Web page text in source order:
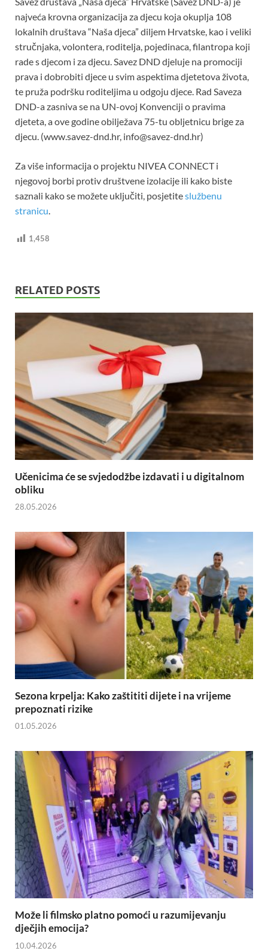
najveća krovna organizacija za djecu koja okuplja 108
lokalnih društava “Naša djeca” diljem Hrvatske, kao i veliki
stručnjaka, volontera, roditelja, pojedinaca, filantropa koji
rade s djecom i za djecu. Savez DND djeluje na promociji
prava i dobrobiti djece u svim aspektima djetetova života,
te pruža podršku roditeljima u odgoju djece. Rad Saveza
DND-a zasniva se na UN-ovoj Konvenciji o pravima
djeteta, a ove godine obilježava 75-tu obljetnicu brige za
djecu. (www.savez-dnd.hr, info@savez-dnd.hr)
Za više informacija o projektu NIVEA CONNECT i
njegovoj borbi protiv društvene izolacije ili kako biste
saznali kako se možete uključiti, posjetiteslužbenu
stranicu.
1,458
RELATED POSTS
Učenicima će se svjedodžbe izdavati i u digitalnom
obliku
28.05.2026
Sezona krpelja: Kako zaštititi dijete i na vrijeme
prepoznati rizike
01.05.2026
Može li filmsko platno pomoći u razumijevanju
dječjih emocija?
10.04.2026